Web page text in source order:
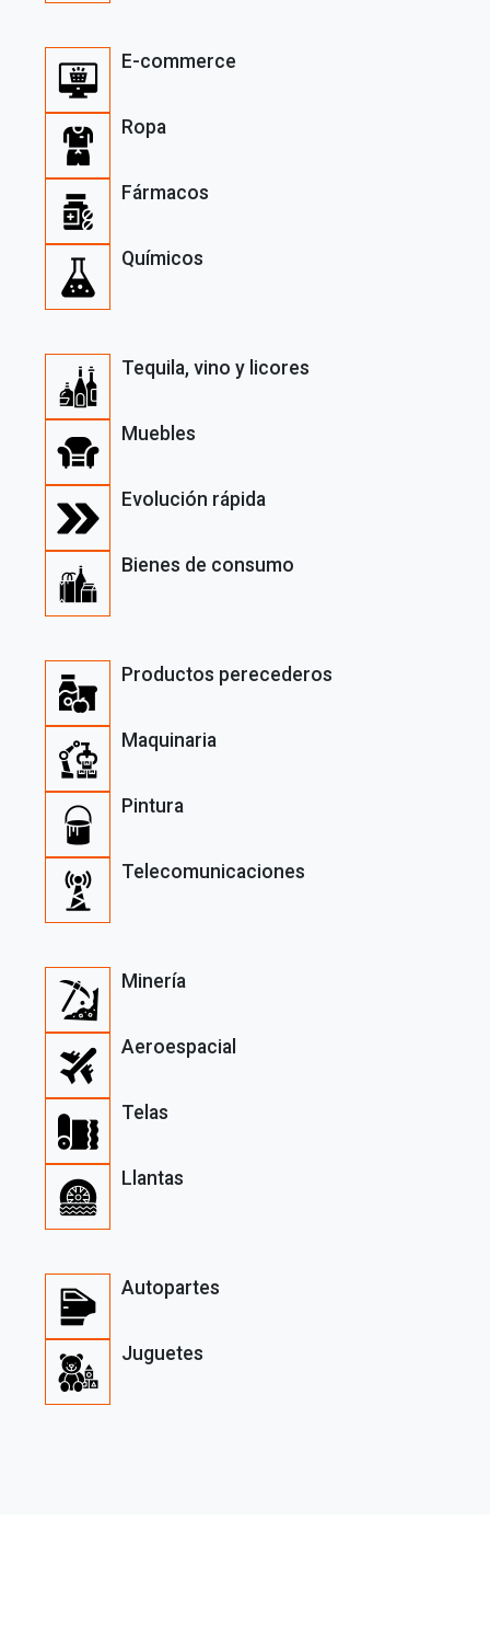
E-commerce
Ropa
Fármacos
Químicos
Tequila, vino y licores
Muebles
Evolución rápida
Bienes de consumo
Productos perecederos
Maquinaria
Pintura
Telecomunicaciones
Minería
Aeroespacial
Telas
Llantas
Autopartes
Juguetes